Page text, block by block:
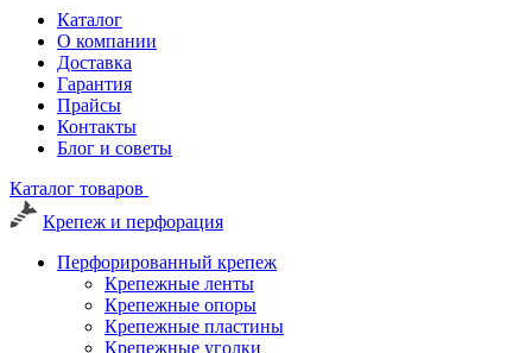
Каталог
О компании
Доставка
Гарантия
Прайсы
Контакты
Блог и советы
Каталог товаров
Крепеж и перфорация
Перфорированный крепеж
Крепежные ленты
Крепежные опоры
Крепежные пластины
Крепежные уголки